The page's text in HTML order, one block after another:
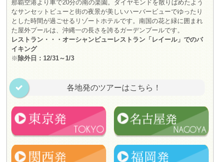
那覇空港より車で20分の南の楽園。ダイヤモンドを散りばめたよう
なサンセットビューと街の夜景が美しいハーバービューでゆったり
とした時間が過ごせるリゾートホテルです。南国の花と緑に囲まれ
た屋外プールは、沖縄一の長さを誇るガーデンプールです。
レストラン・・・オーシャンビューレストラン「レイール」でのバ
イキング
※ 除外日：12/31～1/3
各地発のツアーはこちら！